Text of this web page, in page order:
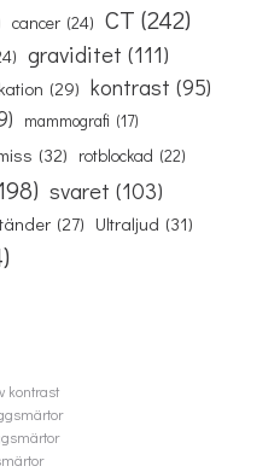
cancer (24) CT (242)
graviditet (111)
(29) kontrast (95)
mammografi (17)
(32) rotblockad (22)
svaret (103)
tänder (27) Ultraljud (31)
kontrast